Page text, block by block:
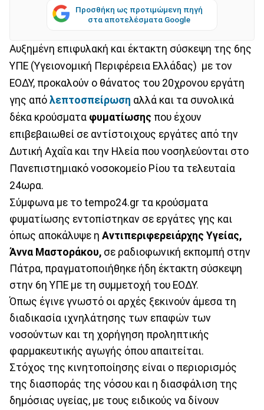
Προσθήκη ως προτιμώμενη πηγή
στα αποτελέσματα Google
Αυξημένη επιφυλακή και έκτακτη σύσκεψη της 6ης
ΥΠΕ (Υγειονομική Περιφέρεια Ελλάδας) με τον
ΕΟΔΥ, προκαλούν ο θάνατος του 20χρονου εργάτη
γης από λεπτοσπείρωση αλλά και τα συνολικά
δέκα κρούσματα φυματίωσης που έχουν
επιβεβαιωθεί σε αντίστοιχους εργάτες από την
Δυτική Αχαΐα και την Ηλεία που νοσηλεύονται στο
Πανεπιστημιακό νοσοκομείο Ρίου τα τελευταία
24ωρα.
Σύμφωνα με το tempo24.gr τα κρούσματα
φυματίωσης εντοπίστηκαν σε εργάτες γης και
όπως αποκάλυψε η Αντιπεριφερειάρχης Υγείας,
Άννα Μαστοράκου, σε ραδιοφωνική εκπομπή στην
Πάτρα, πραγματοποιήθηκε ήδη έκτακτη σύσκεψη
στην 6η ΥΠΕ με τη συμμετοχή του ΕΟΔΥ.
Όπως έγινε γνωστό οι αρχές ξεκινούν άμεσα τη
διαδικασία ιχνηλάτησης των επαφών των
νοσούντων και τη χορήγηση προληπτικής
φαρμακευτικής αγωγής όπου απαιτείται.
Στόχος της κινητοποίησης είναι ο περιορισμός
της διασποράς της νόσου και η διασφάλιση της
δημόσιας υγείας, με τους ειδικούς να δίνουν